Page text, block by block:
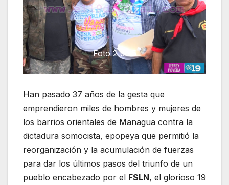
Foto 2 de 5
Han pasado 37 años de la gesta que
emprendieron miles de hombres y mujeres de
los barrios orientales de Managua contra la
dictadura somocista, epopeya que permitió la
reorganización y la acumulación de fuerzas
para dar los últimos pasos del triunfo de un
pueblo encabezado por el FSLN, el glorioso 19